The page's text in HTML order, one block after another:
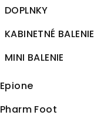
DOPLNKY
KABINETNÉ BALENIE
MINI BALENIE
Epione
Pharm Foot